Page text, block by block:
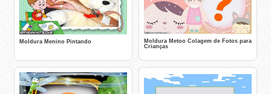
Moldura Menino Pintando
Moldura Metoo Colagem de Fotos para
Crianças